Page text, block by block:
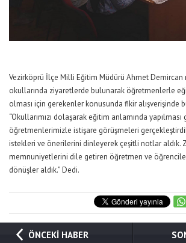
Vezirköprü İlçe Milli Eğitim Müdürü Ahmet
okullarında ziyaretlerde bulunarak öğretmenlerle
olması için gerekenler konusunda fikir alışverişinde
“Okullarımızı dolaşarak eğitim anlamında
öğretmenlerimizle istişare görüşmeleri
istekleri ve önerilerini dinleyerek çeşitli notlar aldık.
memnuniyetlerini dile getiren öğretmen ve
dönüşler aldık.” Dedi.
ÖNCEKİ HABER